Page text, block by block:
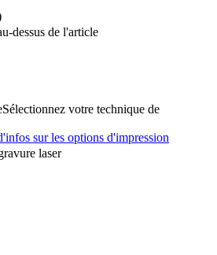
dessus de l'article
Sélectionnez votre technique de
sur les options d'impression
laser